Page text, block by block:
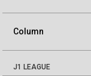
Column
J1 LEAGUE